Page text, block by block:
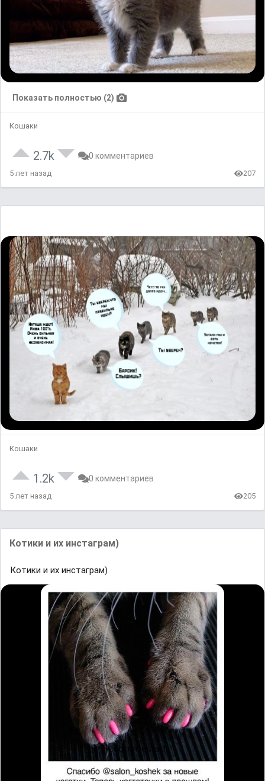
Показать полностью (2)
Кошаки
2.7k 0 комментариев
5 лет назад 207
Кошаки
1.2k 0 комментариев
5 лет назад 205
Котики и их инстаграм)
Котики и их инстаграм)